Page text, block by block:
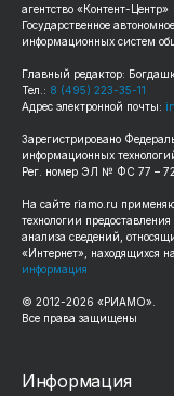
агентство «Контент-Центр»
Государственное
информационных систем
Главный редактор:
Тел.: 8 (495) 223-35-11
Адрес электронной почты:
Зарегистрировано
информационных
Рег. номер ЭЛ № ФС 77 –
На сайте riamo.ru
технологии
анализа сведений,
«Интернет», находящихся
информация
© 2012-2026 «РИАМО».
Все права защищены
Информация